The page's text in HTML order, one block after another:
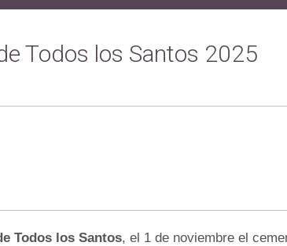
Todos los Santos 2025
Todos los Santos, el 1 de noviembre el